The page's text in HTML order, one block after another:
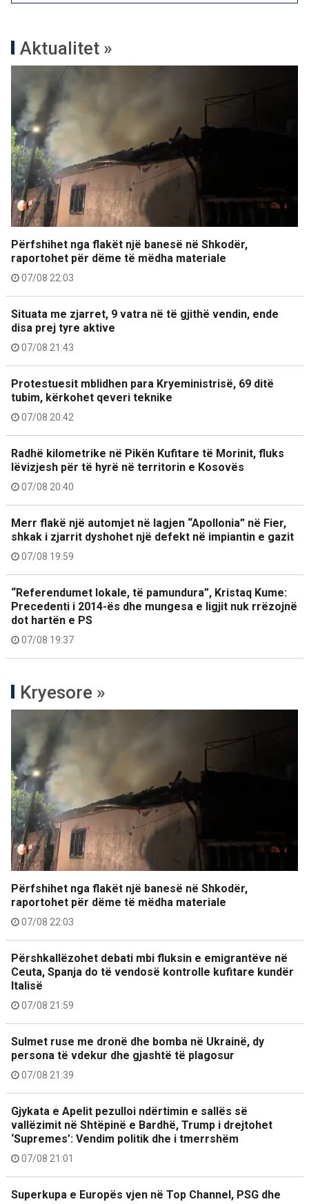
Aktualitet »
Përfshihet nga flakët një banesë në Shkodër,
raportohet për dëme të mëdha materiale
07/08 22:03
Situata me zjarret, 9 vatra në të gjithë vendin, ende
disa prej tyre aktive
07/08 21:43
Protestuesit mblidhen para Kryeministrisë, 69 ditë
tubim, kërkohet qeveri teknike
07/08 20:42
Radhë kilometrike në Pikën Kufitare të Morinit, fluks
lëvizjesh për të hyrë në territorin e Kosovës
07/08 20:40
Merr flakë një automjet në lagjen “Apollonia” në Fier,
shkak i zjarrit dyshohet një defekt në impiantin e gazit
07/08 19:59
“Referendumet lokale, të pamundura”, Kristaq Kume:
Precedenti i 2014-ës dhe mungesa e ligjit nuk rrëzojnë
dot hartën e PS
07/08 19:37
Kryesore »
Përfshihet nga flakët një banesë në Shkodër,
raportohet për dëme të mëdha materiale
07/08 22:03
Përshkallëzohet debati mbi fluksin e emigrantëve në
Ceuta, Spanja do të vendosë kontrolle kufitare kundër
Italisë
07/08 21:59
Sulmet ruse me dronë dhe bomba në Ukrainë, dy
persona të vdekur dhe gjashtë të plagosur
07/08 21:39
Gjykata e Apelit pezulloi ndërtimin e sallës së
vallëzimit në Shtëpinë e Bardhë, Trump i drejtohet
‘Supremes’: Vendim politik dhe i tmerrshëm
07/08 21:01
Superkupa e Europës vjen në Top Channel, PSG dhe